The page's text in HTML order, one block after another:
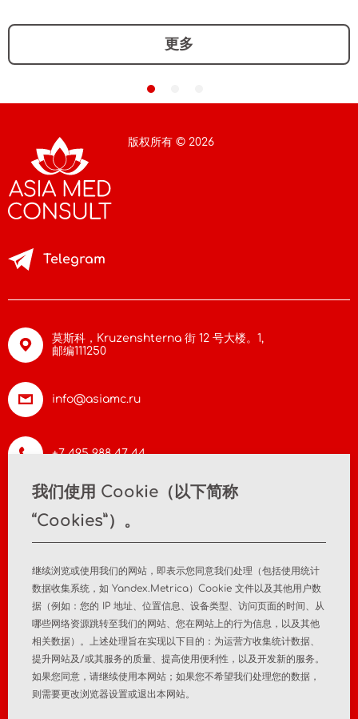
更多
版权所有 © 2026
莫斯科，Kruzenshterna 街 12 号大楼。1,
邮编111250
info@asiamc.ru
+7 495 988 47 44
Telegram
联系方式
医疗器械注册 注册后监测
隐私政策 个人数据政策
我们使用 Cookie（以下简称
“Cookies”）。
继续浏览或使用我们的网站，即表示您同意我们处理（包括使用统计
数据收集系统，如 Yandex.Metrica）Cookie 文件以及其他用户数
据（例如：您的 IP 地址、位置信息、设备类型、访问页面的时间、从
哪些网络资源跳转至我们的网站、您在网站上的行为信息，以及其他
相关数据）。上述处理旨在实现以下目的：为运营方收集统计数据、
提升网站及/或其服务的质量、提高使用便利性，以及开发新的服务。
如果您同意，请继续使用本网站；如果您不希望我们处理您的数据，
则需要更改浏览器设置或退出本网站。